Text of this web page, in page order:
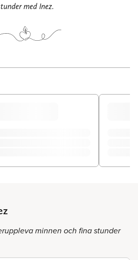
med Inez.
minnen och fina stunder